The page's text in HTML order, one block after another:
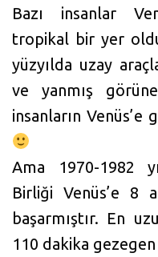
Bazı insanlar
tropikal bir yer
yüzyılda uzay
ve yanmış
insanların
Ama 1970-1982
Birliği Venüs’e 8
başarmıştır. En
110 dakika